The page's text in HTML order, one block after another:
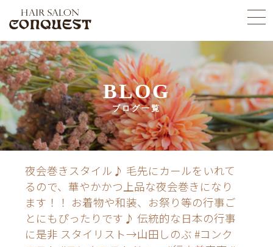
BLOG
ブログ一覧
夜会巻きスタイル♪ 毛先にカールをいれて
るので、華やかかつ上品な夜会巻きになり
ます！！ お着物や和装、お祭り等の行事ご
とにもぴったりです♪ 伝統的な日本の行事
に是非 スタイリスト→山田しのぶ #コンク